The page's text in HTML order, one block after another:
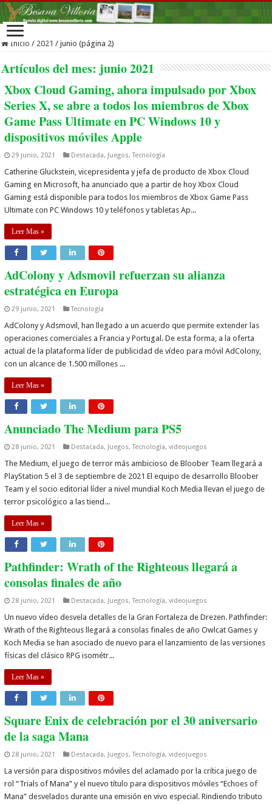
Inicio / 2021 / junio (página 2)
Artículos del mes: junio 2021
Xbox Cloud Gaming, ahora impulsado por Xbox
Series X, se abre a todos los miembros de Xbox
Game Pass Ultimate en PC Windows 10 y
dispositivos móviles Apple
29 junio, 2021 Destacada, Juegos,Tecnología
Catherine Gluckstein, vicepresidenta y jefa de producto de Xbox Cloud
Gaming en Microsoft, ha anunciado que a partir de hoy Xbox Cloud
Gaming está disponible para todos los miembros de Xbox Game Pass
Ultimate con PC Windows 10 y teléfonos y tabletas Ap...
Leer Mas »
AdColony y Adsmovil refuerzan su alianza
estratégica en Europa
29 junio, 2021 Tecnología
AdColony y Adsmovil, han llegado a un acuerdo que permite extender las
operaciones comerciales a Francia y Portugal. De esta forma, a la oferta
actual de la plataforma líder de publicidad de vídeo para móvil AdColony,
con un alcance de 1.500 millones ...
Leer Mas »
Anunciado The Medium para PS5
28 junio, 2021 Destacada, Juegos,Tecnología,videojuegos
The Medium, el juego de terror más ambicioso de Bloober Team llegará a
PlayStation 5 el 3 de septiembre de 2021 El equipo de desarrollo Bloober
Team y el socio editorial líder a nivel mundial Koch Media llevan el juego de
terror psicológico a las tiend...
Leer Mas »
Pathfinder: Wrath of the Righteous llegará a
consolas finales de año
28 junio, 2021 Destacada, Juegos,Tecnología,videojuegos
Un nuevo vídeo desvela detalles de la Gran Fortaleza de Drezen. Pathfinder:
Wrath of the Righteous llegará a consolas finales de año Owlcat Games y
Koch Media se han asociado de nuevo para el lanzamiento de las versiones
físicas del clásico RPG isométr...
Leer Mas »
Square Enix de celebración por el 30 aniversario
de la saga Mana
28 junio, 2021 Destacada, Juegos,Tecnología,videojuegos
La versión para dispositivos móviles del aclamado por la crítica juego de
rol “Trials of Mana” y el nuevo título para dispositivos móviles “Echoes of
Mana” desvelados durante una emisión en vivo especial. Rindiendo tributo